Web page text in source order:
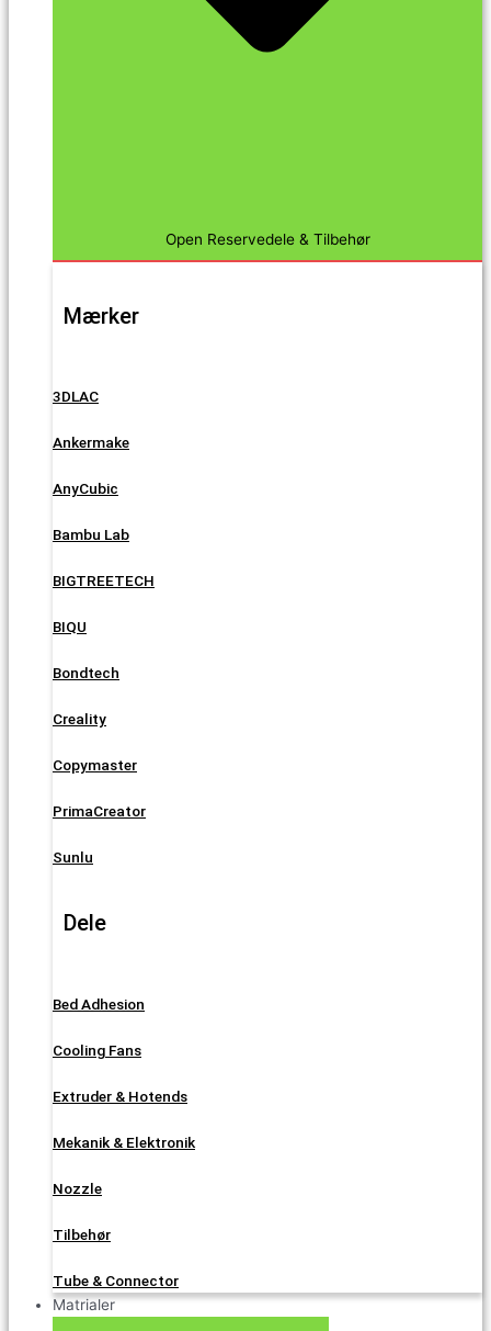
Open Reservedele & Tilbehør
Mærker
3DLAC
Ankermake
AnyCubic
Bambu Lab
BIGTREETECH
BIQU
Bondtech
Creality
Copymaster
PrimaCreator
Sunlu
Dele
Bed Adhesion
Cooling Fans
Extruder & Hotends
Mekanik & Elektronik
Nozzle
Tilbehør
Tube & Connector
Matrialer